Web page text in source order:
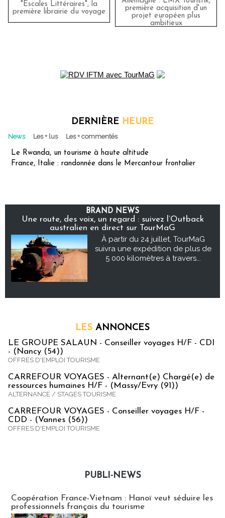
"Escales Littéraires", la
première librairie du voyage
première acquisition d'un
projet européen plus
ambitieux
DERNIÈRE HEURE
News Les + lus Les + commentés
Le Rwanda, un tourisme à haute altitude
France, Italie : randonnée dans le Mercantour frontalier
BRAND NEWS
Une route, des voix, un regard : suivez l’Outback
australien en direct sur TourMaG
À partir du 24 juillet, TourMaG
suivra une expédition de plus de
5 000 kilomètres à travers...
LES ANNONCES
LE GROUPE SALAUN - Conseiller voyages H/F - CDI
- (Nancy (54))
OFFRES D'EMPLOI TOURISME
CARREFOUR VOYAGES - Alternant(e) Chargé(e) de
ressources humaines H/F - (Massy/Evry (91))
ALTERNANCE / STAGES TOURISME
CARREFOUR VOYAGES - Conseiller voyages H/F -
CDD - (Vannes (56))
OFFRES D'EMPLOI TOURISME
PUBLI-NEWS
Coopération France-Vietnam : Hanoï veut séduire les
professionnels français du tourisme